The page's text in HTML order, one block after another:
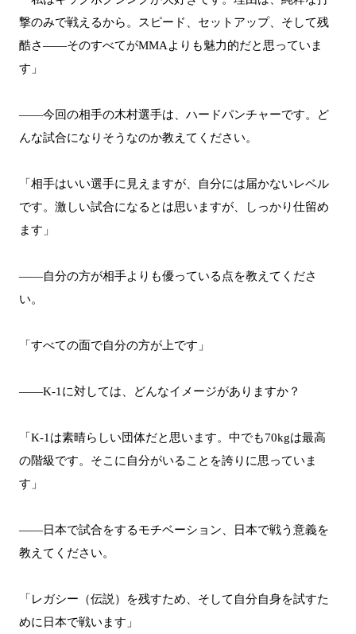
撃のみで戦えるから。スピード、セットアップ、そして残
酷さ――そのすべてがMMAよりも魅力的だと思っていま
す」
――今回の相手の木村選手は、ハードパンチャーです。ど
んな試合になりそうなのか教えてください。
「相手はいい選手に見えますが、自分には届かないレベル
です。激しい試合になるとは思いますが、しっかり仕留め
ます」
――自分の方が相手よりも優っている点を教えてくださ
い。
「すべての面で自分の方が上です」
――K-1に対しては、どんなイメージがありますか？
「K-1は素晴らしい団体だと思います。中でも70kgは最高
の階級です。そこに自分がいることを誇りに思っていま
す」
――日本で試合をするモチベーション、日本で戦う意義を
教えてください。
「レガシー（伝説）を残すため、そして自分自身を試すた
めに日本で戦います」